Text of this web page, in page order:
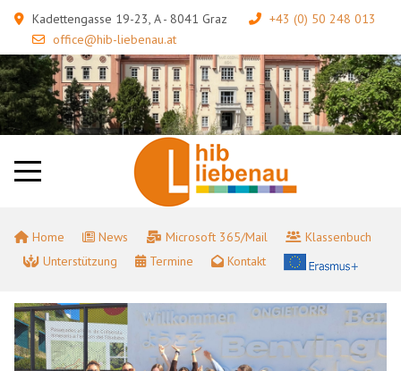
Kadettengasse 19-23, A - 8041 Graz
+43 (0) 50 248 013
office@hib-liebenau.at
Home News Microsoft 365/Mail
Klassenbuch
Unterstützung
Termine Kontakt